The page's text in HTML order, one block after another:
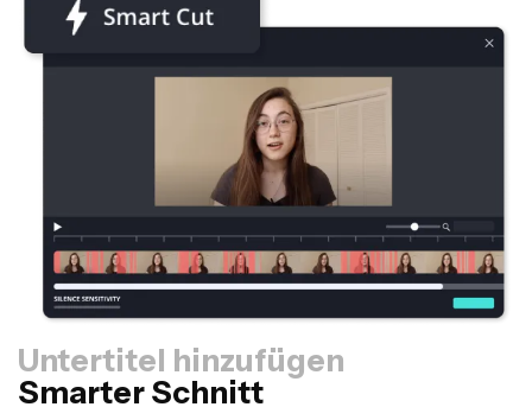
Untertitel hinzufügen
Smarter Schnitt